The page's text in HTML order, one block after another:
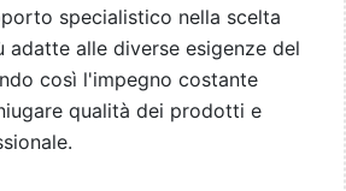
specialistico nella scelta
adatte alle diverse esigenze del
così l'impegno costante
qualità dei prodotti e